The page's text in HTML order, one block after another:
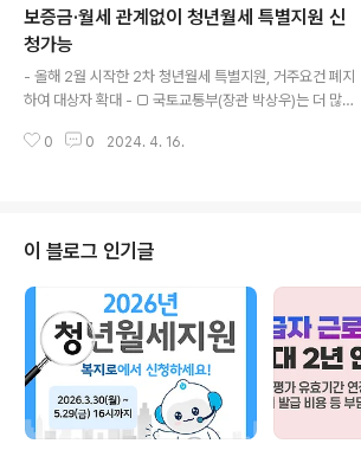
복지사각지대로 대두되고 있는 가족돌봄청년과 고립은둔
청년을 대상으로 지역사회 내 전담 기관((가칭)청년미래센
터)을 설치하여, 센터에 소속된 전담 인력이 학교·병원 등과
연계해 도움이 필요한 청년들을 발굴, 맞춤형 서비스를 지
원하는 사업이다. 도움이 필요한 청년들은 여러 기관을 거
치지 않고, (가칭)청년미래센터에서 원스톱으로 상담, 정부
보증금·월세 관계없이 청년월세 특별지원 신
청가능
- 올해 2월 시작한 2차 청년월세 특별지원, 거주요건 폐지
하여 대상자 확대 - □ 국토교통부(장관 박상우)는 더 많은
사업의 거주요건을 폐지하고, 이를 반영하여 4월 12일(금)
혁신 방안」중 청년월세 특별지원 확대 방안에 따른 후속 조
치이다. □ 국토부는 지원의 사각지대를 해소하기 위해 거
주요건(보증금 5천만원 이하 및 월세 70만원 이하)을 폐지
하였다. ㅇ 청년층이 주로 거주하는 원룸, 오피스텔 등이 전
세에서 월세로 빠르게 전환되고 있는 점과 월세가 지속해
서 상승하는 상황을..
0 0 2024. 4. 16.
이 블로그 인기글